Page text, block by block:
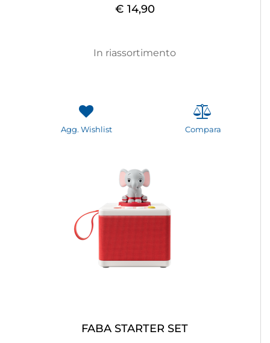
€ 14,90
In riassortimento
Agg. Wishlist Compara
FABA STARTER SET